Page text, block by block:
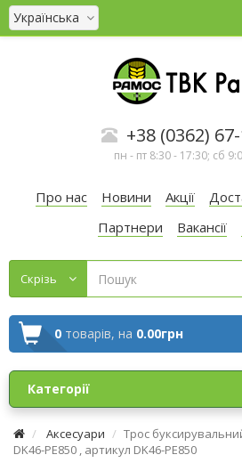
Українська
+38 (0362) 67-
пн - пт 8:30 - 17:30; сб
Про нас Новини Акції
Партнери
Вакансії
Cкрізь
0 товарів, на 0.00грн
Категорії
Аксесуари
Трос
DK46-PE850 , артикул DK46-PE850